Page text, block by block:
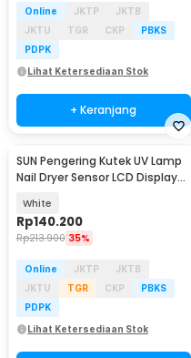
Online JKTP
JKTB
JKTU
TGR CKP
PBKS
PDPK
Lihat Ketersediaan Stok
+ Keranjang
SUN Pengering Kutek UV Lamp
Nail Dryer Sensor LCD Display
White
Rp140.200
Rp213.900 35%
Online JKTP
JKTB
JKTU
TGR CKP
PBKS
PDPK
Lihat Ketersediaan Stok